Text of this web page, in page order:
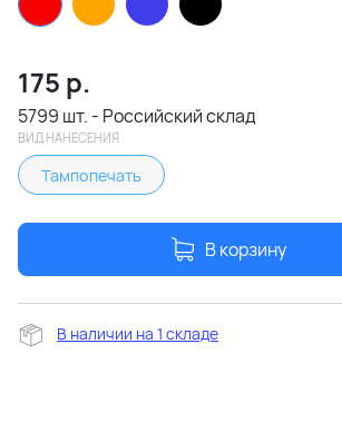
175 р.
5799 шт. - Российский склад
ВИД НАНЕСЕНИЯ
Тампопечать
В корзину
В наличии на 1 складе